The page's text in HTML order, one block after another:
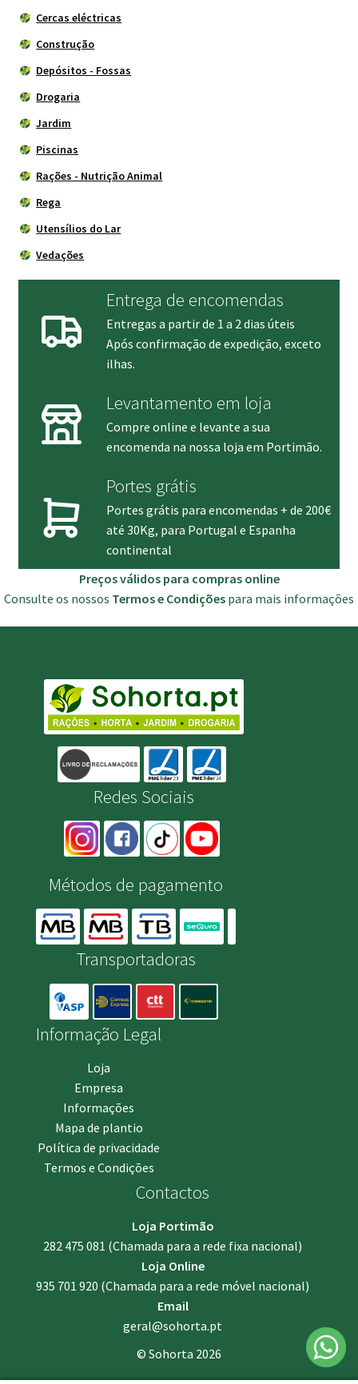
Cercas eléctricas
Construção
Depósitos - Fossas
Drogaria
Jardim
Piscinas
Rações - Nutrição Animal
Rega
Utensílios do Lar
Vedações
Entrega de encomendas
Entregas a partir de 1 a 2 dias úteis
Após confirmação de expedição, exceto
ilhas.
Levantamento em loja
Compre online e levante a sua
encomenda na nossa loja em Portimão.
Portes grátis
Portes grátis para encomendas + de 200€
até 30Kg, para Portugal e Espanha
continental
Preços válidos para compras online
Consulte os nossos Termos e Condições para mais informações
Redes Sociais
Métodos de pagamento
Transportadoras
Informação Legal
Loja
Empresa
Informações
Mapa de plantio
Política de privacidade
Termos e Condições
Contactos
Loja Portimão
282 475 081 (Chamada para a rede fixa nacional)
Loja Online
935 701 920 (Chamada para a rede móvel nacional)
Email
geral@sohorta.pt
© Sohorta 2026